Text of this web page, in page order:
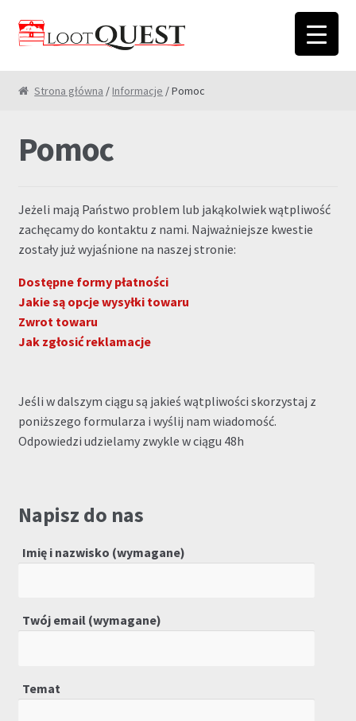
do
nawigacji
do
treści
Strona główna / Informacje / Pomoc
Pomoc
Jeżeli mają Państwo problem lub jakąkolwiek wątpliwość
zachęcamy do kontaktu z nami. Najważniejsze kwestie
zostały już wyjaśnione na naszej stronie:
Dostępne formy płatności
Jakie są opcje wysyłki towaru
Zwrot towaru
Jak zgłosić reklamacje
Jeśli w dalszym ciągu są jakieś wątpliwości skorzystaj z
poniższego formularza i wyślij nam wiadomość.
Odpowiedzi udzielamy zwykle w ciągu 48h
Napisz do nas
Imię i nazwisko (wymagane)
Twój email (wymagane)
Temat